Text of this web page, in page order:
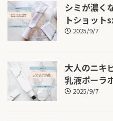
シミが濃く
トショット
2025/9/7
大人のニキ
乳液ポーラ
2025/9/7